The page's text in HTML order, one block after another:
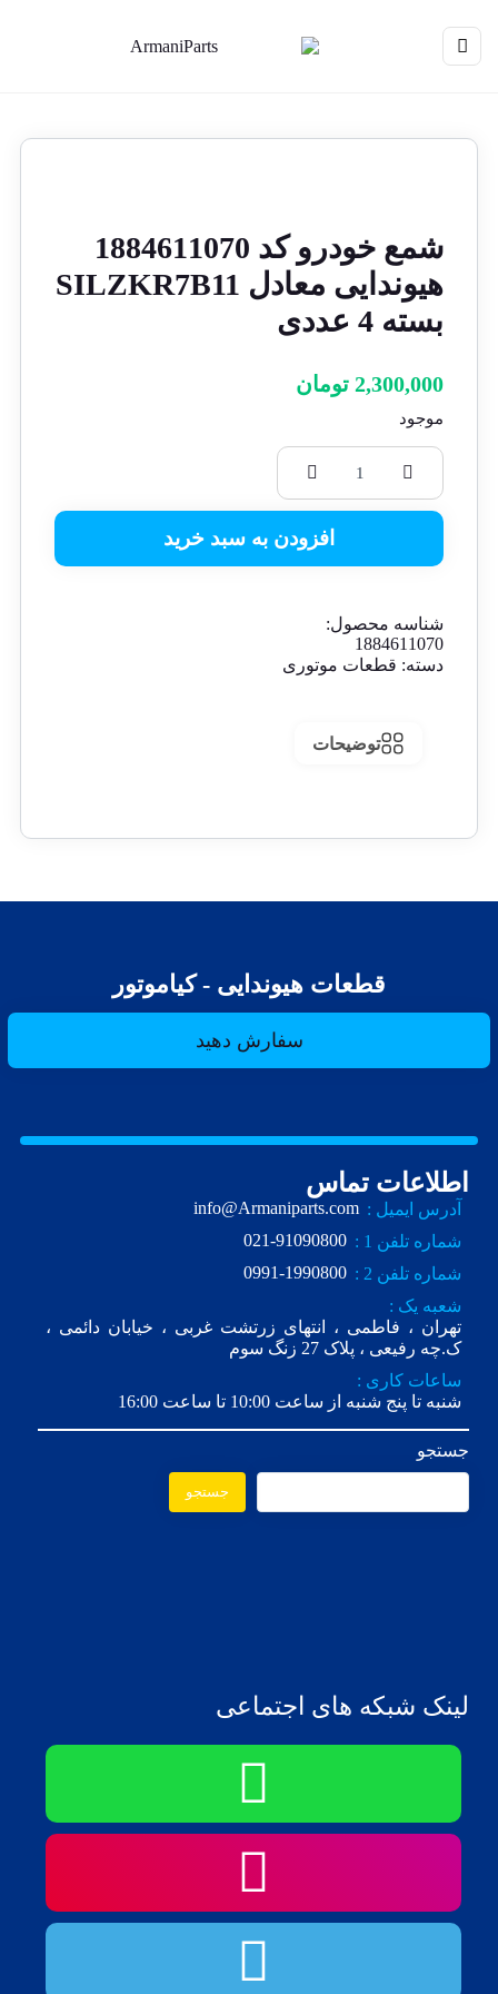
شمع خودرو کد 1884611070
هیوندایی معادل SILZKR7B11
بسته 4 عددی
2,300,000 تومان
موجود
افزودن به سبد خرید
شناسه محصول:
1884611070
دسته: قطعات موتوری
توضیحات
قطعات هیوندایی - کیاموتور
سفارش دهید
اطلاعات تماس
آدرس ایمیل : info@Armaniparts.com
شماره تلفن 1 :
021-91090800
شماره تلفن 2 :
0991-1990800
شعبه یک :
تهران ، فاطمی ، انتهای زرتشت غربی ، خیابان دائمی ،
ک.چه رفیعی ، پلاک 27 زنگ سوم
ساعات کاری :
شنبه تا پنج شنبه از ساعت 10:00 تا ساعت 16:00
جستجو
جستجو
لینک شبکه های اجتماعی